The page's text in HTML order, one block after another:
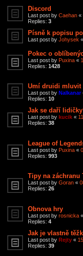
Discord
Last post by Caehan «
Replies: 3
Písně k popisu
Last post by Johysek «
Pokec o
Last post by Puxina «
Replies: 1428
Umí druidi mluvit
Last post by Nalkanar
Replies: 10
Jak se daří
Last post by kucik «
Replies: 38
League of
Last post by Puxina «
Replies: 993
Tipy na záchranu
Last post by Goran «
Replies: 26
Obnova hry
Last post by rosnicka «
Replies: 4
Jak je vlastně
Last post by Rejty «
Replies: 39